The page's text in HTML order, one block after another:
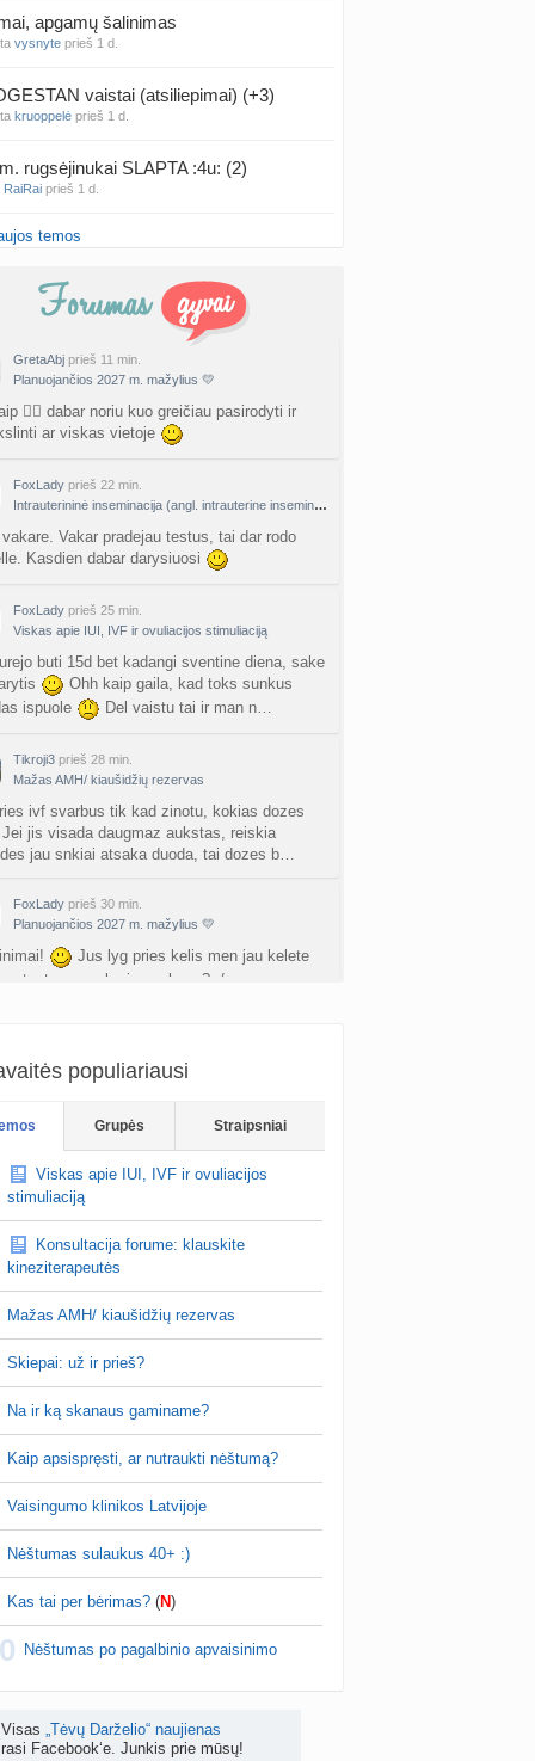
apgamų šalinimas
vysnyte prieš 1 d.
vaistai (atsiliepimai) (+3)
kruoppelė prieš 1 d.
rugsėjinukai SLAPTA :4u: (2)
RaiRai prieš 1 d.
po FET (Frozen Embryo Transfer) (+4)
per bėrimas? (+12)
ir karščiais (4)
Naujokė1 prieš 3 d.
Liiepa prieš 3 d.
tyrimo rezultatai būna klaidingi?
Liiepa prieš 3 d.
Vasario mėnesio mažyliai
Vasaris2027 prieš 3 d.
Šiauliuose (2)
Ingri2tii prieš 3 d.
valymas
siksnyteee prieš 3 d.
Šklėrius
gerdinas
mėnesio dvyniai
AgnieskaAdele prieš 3 d.
Jonas
babarikė
rečiausi berniukų vardai :)
Nerea prieš 4 d.
gelio (progesterono) naudojimas
Agne.baronaite
dėl pardavėjo „Mantvis“
prieš 4 d.
TD asistentė prieš 5 d.
hipotirozė ir nėštumas (+3)
po hemorojaus operacijos
Rasa Gal prieš 5 d.
(žmogaus papilomos virusas) (+3)
Koks vienas kasdienis šeimos įprotis labiausiai pasiteisino? (2)
TD asistentė prieš 6 d.
klausimai apie cezario pjūvį (+2)
temos
GretaAbj prieš 11 min.
Planuojančios 2027 m. mažylius 💛
🙂‍↕️ dabar noriu kuo greičiau pasirodyti ir
ar viskas vietoje
FoxLady prieš 22 min.
Intrauterininė inseminacija (angl. intrauterine insemination, IUI)
Vakar pradejau testus, tai dar rodo
Kasdien dabar darysiuosi
FoxLady prieš 25 min.
Viskas apie IUI, IVF ir ovuliacijos stimuliaciją
buti 15d bet kadangi sventine diena, sake
Ohh kaip gaila, kad toks sunkus
ispuole
Del vaistu tai ir man n…
Tikroji3 prieš 28 min.
Mažas AMH/ kiaušidžių rezervas
ivf svarbus tik kad zinotu, kokias dozes
jis visada daugmaz aukstas, reiskia
jau snkiai atsaka duoda, tai dozes b…
FoxLady prieš 30 min.
Planuojančios 2027 m. mažylius 💛
Jus lyg pries kelis men jau kelete
testa.. nesekmingas buvo? :/
30d. 22h, rugpjūčio 1 IUI 🫣 O kaip jūs
populiariausi
Grupės Straipsniai
Viskas apie IUI, IVF ir ovuliacijos
stimuliaciją
Konsultacija forume: klauskite
kineziterapeutės
Mažas AMH/ kiaušidžių rezervas
Skiepai: už ir prieš?
Na ir ką skanaus gaminame?
Kaip apsispręsti, ar nutraukti nėštumą?
Vaisingumo klinikos Latvijoje
Nėštumas sulaukus 40+ :)
Kas tai per bėrimas? (N)
Nėštumas po pagalbinio apvaisinimo
Visas „Tėvų Darželio“ naujienas
rasi Facebook‘e. Junkis prie mūsų!